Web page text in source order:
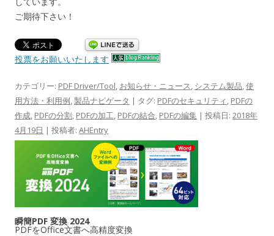
ご期待下さい！
投票をお願いいたします
カテゴリー: PDF Driver/Tool, お知らせ・ニュース, システム製品,使
用方法・利用例,製品ナビゲータ | タグ: PDFのセキュリティ, PDFの
作成, PDFの分割, PDFの加工, PDFの結合, PDFの編集 | 投稿日: 2018年
4月19日 | 投稿者: AHEntry
瞬簡PDF 変換 2024
PDFをOffice文書へ高精度変換